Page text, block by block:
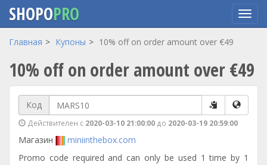
Перейти
основному
содержанию
SHOPOPRO
Главная Купоны 10% off on order amount over €49
10% off on order amount over €49
Код
Действителен с 2020-03-10 21:00:00 до 2020-03-19 20:59:00
Магазин
miniinthebox.com
Promo code required and can only be used 1 time by 1